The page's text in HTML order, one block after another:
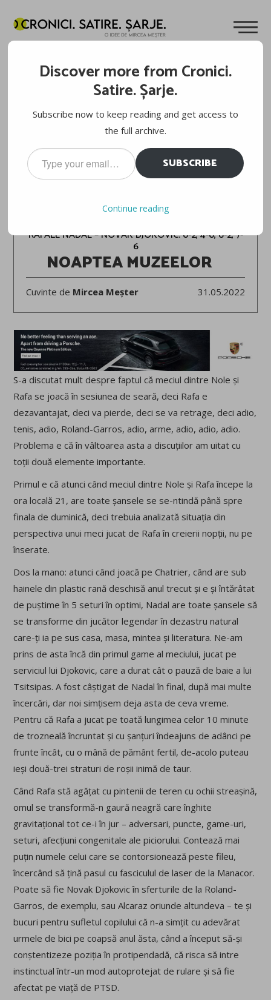
ROLAND-GARROS, FAZA PE REVER
RAFAEL NADAL – NOVAK DJOKOVIC: 6-2, 4-6, 6-2, 7-
6
NOAPTEA MUZEELOR
Cuvinte de Mircea Meșter 31.05.2022
S-a discutat mult despre faptul că meciul dintre Nole și
Rafa se joacă în sesiunea de seară, deci Rafa e
dezavantajat, deci va pierde, deci se va retrage, deci adio,
tenis, adio, Roland-Garros, adio, arme, adio, adio, adio.
Problema e că în vâltoarea asta a discuțiilor am uitat cu
toții două elemente importante.
Primul e că atunci când meciul dintre Nole și Rafa începe la
ora locală 21, are toate șansele se se-ntindă până spre
finala de duminică, deci trebuia analizată situația din
perspectiva unui meci jucat de Rafa în creierii nopții, nu pe
înserate.
Dos la mano: atunci când joacă pe Chatrier, când are sub
hainele din plastic rană deschisă anul trecut și e și întărâtat
de puștime în 5 seturi în optimi, Nadal are toate șansele să
se transforme din jucător legendar în dezastru natural
care-ți ia pe sus casa, masa, mintea și literatura. Ne-am
prins de asta încă din primul game al meciului, jucat pe
serviciul lui Djokovic, care a durat cât o pauză de baie a lui
Tsitsipas. A fost câștigat de Nadal în final, după mai multe
încercări, dar noi simțisem deja asta de ceva vreme.
Pentru că Rafa a jucat pe toată lungimea celor 10 minute
de trozneală încruntat și cu șanțuri îndeajuns de adânci pe
frunte încât, cu o mână de pământ fertil, de-acolo puteau
ieși două-trei straturi de roșii inimă de taur.
Când Rafa stă agățat cu pintenii de teren cu ochii streașină,
omul se transformă-n gaură neagră care înghite
gravitațional tot ce-i în jur – adversari, puncte, game-uri,
seturi, afecțiuni congenitale ale piciorului. Contează mai
puțin numele celui care se contorsionează peste fileu,
încercând să țină pasul cu fasciculul de laser de la Manacor.
Poate să fie Novak Djokovic în sferturile de la Roland-
Garros, de exemplu, sau Alcaraz oriunde altundeva – te și
bucuri pentru sufletul copilului că n-a simțit cu adevărat
urmele de bici pe coapsă anul ăsta, când a început să-și
conștentizeze poziția în protipendadă, că risca să intre
instinctual într-un mod autoprotejat de rulare și să fie
afectat pe viață de PTSD.
Discover more from Cronici.
Satire. Șarje.
Subscribe now to keep reading and get access to
the full archive.
Type
your
email…
SUBSCRIBE
Continue reading